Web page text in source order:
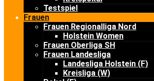
Testspiel
Frauen
Frauen Regionalliga Nord
Holstein Women
Frauen Oberliga SH
Frauen Landesliga
Landesliga Holstein (F)
Kreisliga (W)